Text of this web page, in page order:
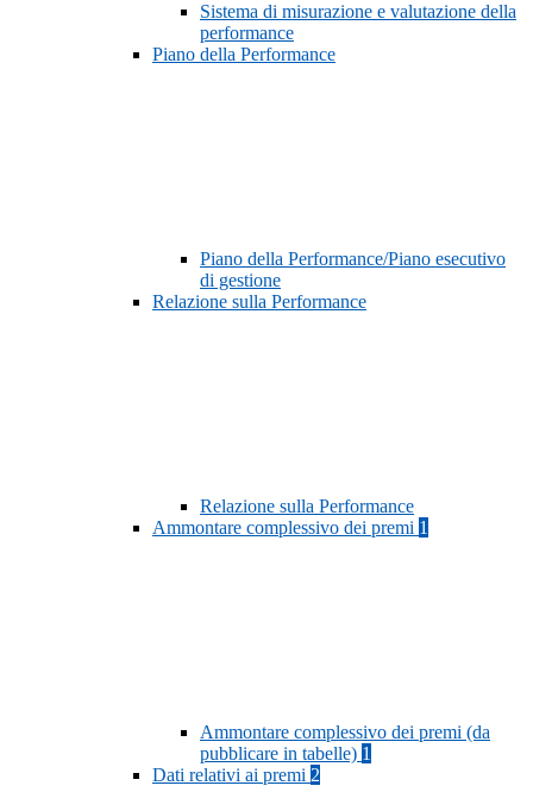
Sistema di misurazione e valutazione della
performance
Piano della Performance
Piano della Performance/Piano esecutivo
di gestione
Relazione sulla Performance
Relazione sulla Performance
Ammontare complessivo dei premi 1
Ammontare complessivo dei premi (da
pubblicare in tabelle) 1
Dati relativi ai premi 2